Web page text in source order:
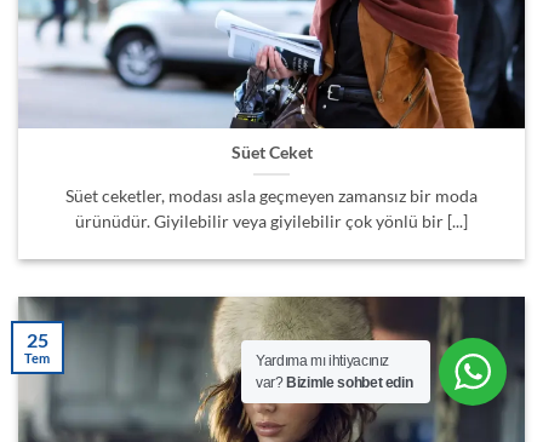
Süet Ceket
Süet ceketler, modası asla geçmeyen zamansız bir moda
ürünüdür. Giyilebilir veya giyilebilir çok yönlü bir [...]
25
Tem
Yardıma mı ihtiyacınız
var? Bizimle sohbet edin